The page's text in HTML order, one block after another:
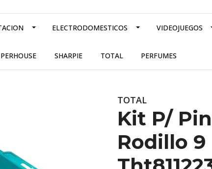
ELECTRODOMESTICOS VIDEOJUEGOS
SHARPIE TOTAL PERFUMES
TOTAL
Kit P/
Rodillo 9